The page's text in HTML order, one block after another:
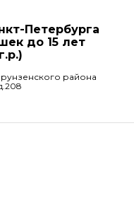
Петербурга
до 15 лет
района